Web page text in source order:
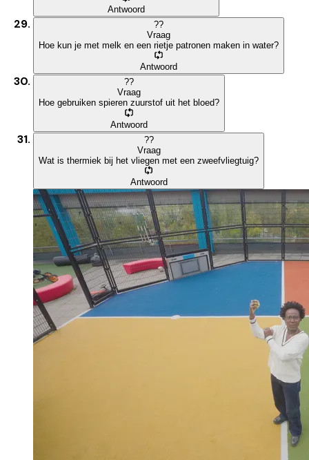
Antwoord
??
Vraag
Hoe kun je met melk en een rietje patronen maken in water?
Antwoord
??
Vraag
Hoe gebruiken spieren zuurstof uit het bloed?
Antwoord
??
Vraag
Wat is thermiek bij het vliegen met een zweefvliegtuig?
Antwoord